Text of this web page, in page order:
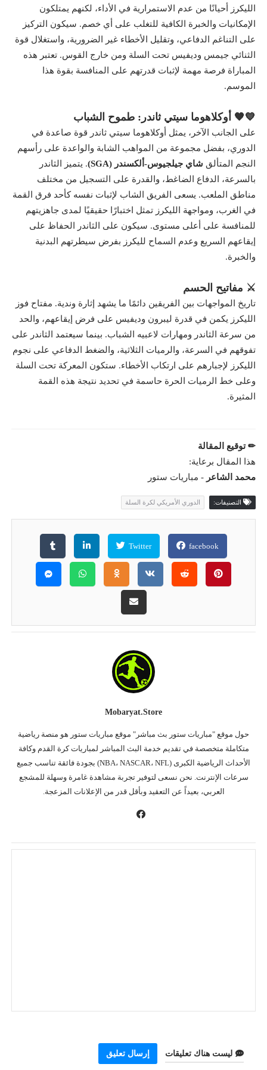
الليكرز أحيانًا من عدم الاستمرارية في الأداء، لكنهم يمتلكون
الإمكانيات والخبرة الكافية للتغلب على أي خصم. سيكون التركيز
على التناغم الدفاعي، وتقليل الأخطاء غير الضرورية، واستغلال قوة
الثنائي جيمس وديفيس تحت السلة ومن خارج القوس. تعتبر هذه
المباراة فرصة مهمة لإثبات قدرتهم على المنافسة بقوة هذا
الموسم.
💙🧡 أوكلاهوما سيتي ثاندر: طموح الشباب
على الجانب الآخر، يمثل أوكلاهوما سيتي ثاندر قوة صاعدة في
الدوري، بفضل مجموعة من المواهب الشابة والواعدة على رأسهم
النجم المتألق شاي جيلجيوس-ألكسندر (SGA)
. يتميز الثاندر
بالسرعة، الدفاع الضاغط، والقدرة على التسجيل من مختلف
مناطق الملعب. يسعى الفريق الشاب لإثبات نفسه كأحد فرق القمة
في الغرب، ومواجهة الليكرز تمثل اختبارًا حقيقيًا لمدى جاهزيتهم
للمنافسة على أعلى مستوى. سيكون على الثاندر الحفاظ على
إيقاعهم السريع وعدم السماح لليكرز بفرض سيطرتهم البدنية
والخبرة.
⚔️ مفاتيح الحسم
تاريخ المواجهات بين الفريقين دائمًا ما يشهد إثارة وندية. مفتاح فوز
الليكرز يكمن في قدرة ليبرون وديفيس على فرض إيقاعهم، والحد
من سرعة الثاندر ومهارات لاعبيه الشباب. بينما سيعتمد الثاندر على
تفوقهم في السرعة، والرميات الثلاثية، والضغط الدفاعي على نجوم
الليكرز لإجبارهم على ارتكاب الأخطاء. ستكون المعركة تحت السلة
وعلى خط الرميات الحرة حاسمة في تحديد نتيجة هذه القمة
المثيرة.
✏ توقيع المقالة
هذا المقال برعاية:
محمد الشاعر - مباريات ستور
التصنيفات: الدوري الأمريكي لكرة السلة
facebook
Twitter
Mobaryat.store
حول موقع "مباريات ستور بث مباشر" موقع مباريات ستور هو منصة رياضية
متكاملة متخصصة في تقديم خدمة البث المباشر لمباريات كرة القدم وكافة
الأحداث الرياضية الكبرى (NBA، NASCAR، NFL) بجودة فائقة تناسب جميع
سرعات الإنترنت. نحن نسعى لتوفير تجربة مشاهدة غامرة وسهلة للمشجع
العربي، بعيداً عن التعقيد وبأقل قدر من الإعلانات المزعجة.
ليست هناك تعليقات إرسال تعليق